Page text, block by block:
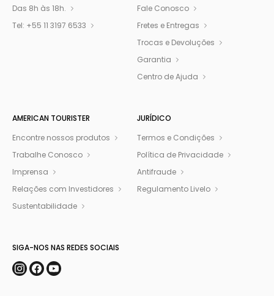
Das 8h às 18h.
Tel: +55 11 3197 6533
Fale Conosco
Fretes e Entregas
Trocas e Devoluções
Garantia
Centro de Ajuda
AMERICAN TOURISTER
Encontre nossos produtos
Trabalhe Conosco
Imprensa
Relações com Investidores
Sustentabilidade
JURÍDICO
Termos e Condições
Política de Privacidade
Antifraude
Regulamento Livelo
SIGA-NOS NAS REDES SOCIAIS